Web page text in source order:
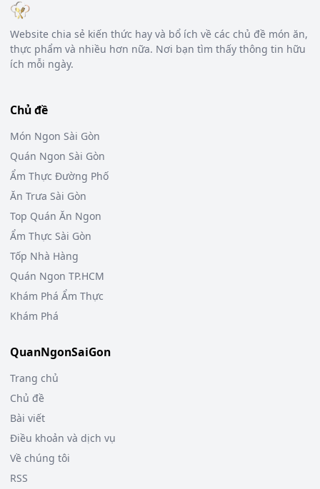
Website chia sẻ kiến thức hay và bổ ích về các chủ đề món ăn,
thực phẩm và nhiều hơn nữa. Nơi bạn tìm thấy thông tin hữu
ích mỗi ngày.
Chủ đề
Món Ngon Sài Gòn
Quán Ngon Sài Gòn
Ẩm Thực Đường Phố
Ăn Trưa Sài Gòn
Top Quán Ăn Ngon
Ẩm Thực Sài Gòn
Tốp Nhà Hàng
Quán Ngon TP.HCM
Khám Phá Ẩm Thực
Khám Phá
QuanNgonSaiGon
Trang chủ
Chủ đề
Bài viết
Điều khoản và dịch vụ
Về chúng tôi
RSS